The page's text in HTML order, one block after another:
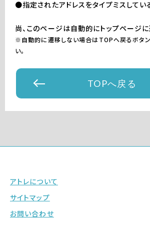
●指定されたアドレスをタイプミスしてい
尚、このページは自動的にトップページに
※自動的に遷移しない場合はTOPへ戻るボタン
い。
TOPへ戻る
アトレについて
サイトマップ
お問い合わせ